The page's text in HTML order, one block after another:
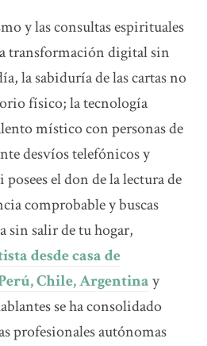
y las consultas espirituales
transformación digital sin
la sabiduría de las cartas no
físico; la tecnología
místico con personas de
desvíos telefónicos y
el don de la lectura de
comprobable y buscas
sin salir de tu hogar,
desde casa de
Chile, Argentinay
se ha consolidado
profesionales autónomas